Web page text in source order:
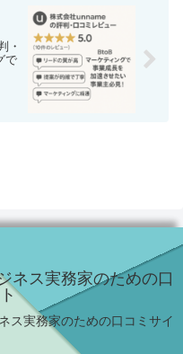
・
で
ネス実務家のための口
ス実務家のための口コミサイ